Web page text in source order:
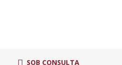
SOB CONSULTA